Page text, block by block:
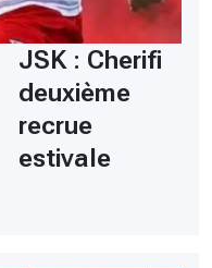
JSK : Cherifi
deuxième
recrue
estivale